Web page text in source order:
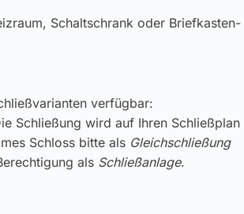
Schaltschrank oder Briefkasten-
verfügbar:
Schließung wird auf Ihren Schließplan
Schloss bitte als Gleichschließung
als Schließanlage.